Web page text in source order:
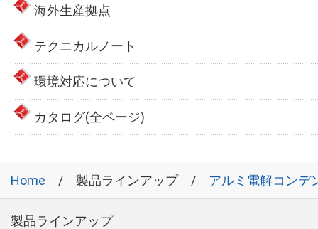
海外生産拠点
テクニカルノート
環境対応について
カタログ(全ページ)
Home 製品ラインアップ アルミ電解コンデ
製品ラインアップ